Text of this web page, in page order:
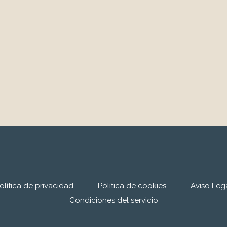
de privacidad Política de cookies
Aviso
Condiciones del servicio